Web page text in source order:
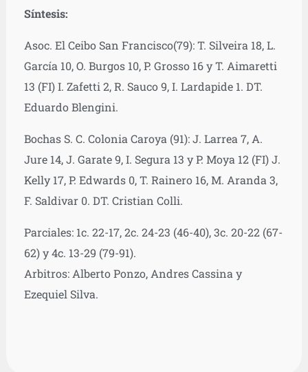
Síntesis:
Asoc. El Ceibo San Francisco(79): T. Silveira 18, L.
García 10, O. Burgos 10, P. Grosso 16 y T. Aimaretti
13 (FI) I. Zafetti 2, R. Sauco 9, I. Lardapide 1. DT.
Eduardo Blengini.
Bochas S. C. Colonia Caroya (91): J. Larrea 7, A.
Jure 14, J. Garate 9, I. Segura 13 y P. Moya 12 (FI) J.
Kelly 17, P. Edwards 0, T. Rainero 16, M. Aranda 3,
F. Saldivar 0. DT. Cristian Colli.
Parciales: 1c. 22-17, 2c. 24-23 (46-40), 3c. 20-22 (67-
62) y 4c. 13-29 (79-91).
Arbitros: Alberto Ponzo, Andres Cassina y
Ezequiel Silva.